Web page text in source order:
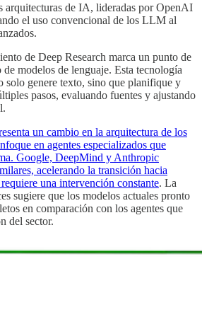
arquitecturas de IA, lideradas por OpenAI
el uso convencional de los LLM al
de Deep Research marca un punto de
modelos de lenguaje. Esta tecnología
solo genere texto, sino que planifique y
pasos, evaluando fuentes y ajustando
un cambio en la arquitectura de los
en agentes especializados que
Google, DeepMind y Anthropic
acelerando la transición hacia
una intervención constante. La
sugiere que los modelos actuales pronto
en comparación con los agentes que
del sector.